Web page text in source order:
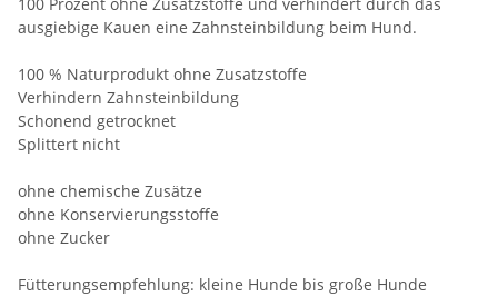
ausgiebige Kauen eine Zahnsteinbildung beim Hund.
100 % Naturprodukt ohne Zusatzstoffe
Verhindern Zahnsteinbildung
Schonend getrocknet
Splittert nicht
ohne chemische Zusätze
ohne Konservierungsstoffe
ohne Zucker
Fütterungsempfehlung: kleine Hunde bis große Hunde